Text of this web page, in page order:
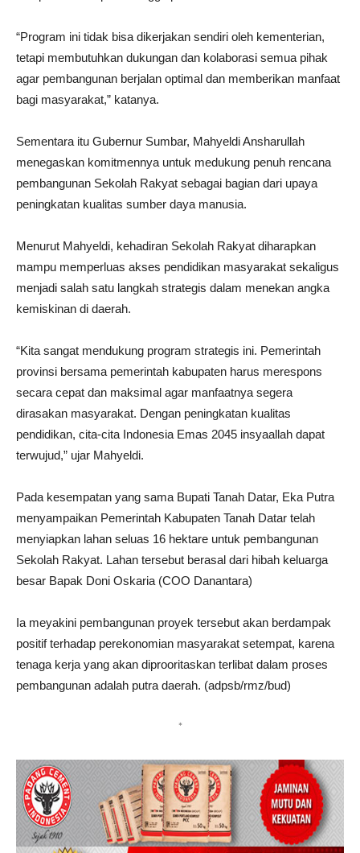
“Program ini tidak bisa dikerjakan sendiri oleh kementerian,
tetapi membutuhkan dukungan dan kolaborasi semua pihak
agar pembangunan berjalan optimal dan memberikan manfaat
bagi masyarakat,” katanya.
Sementara itu Gubernur Sumbar, Mahyeldi Ansharullah
menegaskan komitmennya untuk medukung penuh rencana
pembangunan Sekolah Rakyat sebagai bagian dari upaya
peningkatan kualitas sumber daya manusia.
Menurut Mahyeldi, kehadiran Sekolah Rakyat diharapkan
mampu memperluas akses pendidikan masyarakat sekaligus
menjadi salah satu langkah strategis dalam menekan angka
kemiskinan di daerah.
“Kita sangat mendukung program strategis ini. Pemerintah
provinsi bersama pemerintah kabupaten harus merespons
secara cepat dan maksimal agar manfaatnya segera
dirasakan masyarakat. Dengan peningkatan kualitas
pendidikan, cita-cita Indonesia Emas 2045 insyaallah dapat
terwujud,” ujar Mahyeldi.
Pada kesempatan yang sama Bupati Tanah Datar, Eka Putra
menyampaikan Pemerintah Kabupaten Tanah Datar telah
menyiapkan lahan seluas 16 hektare untuk pembangunan
Sekolah Rakyat. Lahan tersebut berasal dari hibah keluarga
besar Bapak Doni Oskaria (COO Danantara)
Ia meyakini pembangunan proyek tersebut akan berdampak
positif terhadap perekonomian masyarakat setempat, karena
tenaga kerja yang akan diprooritaskan terlibat dalam proses
pembangunan adalah putra daerah. (adpsb/rmz/bud)
*